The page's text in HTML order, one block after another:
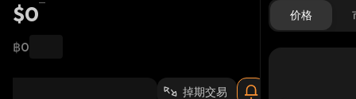
$0
฿0
掉期交易
价格